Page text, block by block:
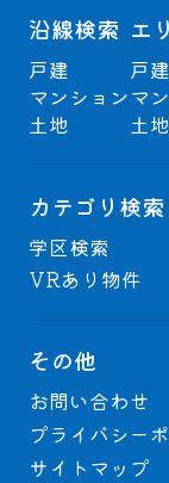
沿線検索
戸建
マンション
土地
エ
戸建
マ
土地
カテゴリ検索
学区検索
VRあり物件
その他
お問い合わせ
プライバシー
サイトマップ